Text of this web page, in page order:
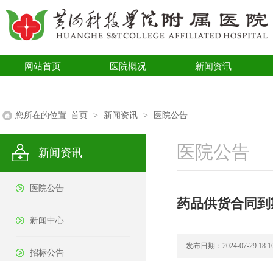
网站首页 医院概况 新闻资讯
您所在的位置 首页 > 新闻资讯 > 医院公告
新闻资讯
医院公告
新闻中心
招标公告
医院公告
药品供货合同
发布日期：2024-07-29